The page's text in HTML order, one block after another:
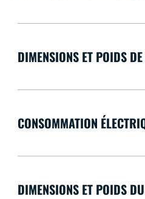
DIMENSIONS ET POIDS
CONSOMMATION
DIMENSIONS ET POIDS